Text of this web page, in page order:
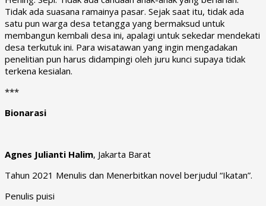
Tidak ada suasana ramainya pasar. Sejak saat itu, tidak ada
satu pun warga desa tetangga yang bermaksud untuk
membangun kembali desa ini, apalagi untuk sekedar mendekati
desa terkutuk ini. Para wisatawan yang ingin mengadakan
penelitian pun harus didampingi oleh juru kunci supaya tidak
terkena kesialan.
***
Bionarasi
Agnes Julianti Halim, Jakarta Barat
Tahun 2021 Menulis dan Menerbitkan novel berjudul “Ikatan”.
Penulis puisi